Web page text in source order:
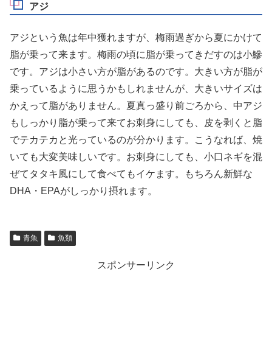
アジ
アジという魚は年中獲れますが、梅雨過ぎから夏にかけて
脂が乗って来ます。梅雨の頃に脂が乗ってきだすのは小鰺
です。アジは小さい方が脂があるのです。大きい方が脂が
乗っているように思うかもしれませんが、大きいサイズは
かえって脂がありません。夏真っ盛り前ごろから、中アジ
もしっかり脂が乗って来てお刺身にしても、皮を剥くと脂
でテカテカと光っているのが分かります。こうなれば、焼
いても大変美味しいです。お刺身にしても、小口ネギを混
ぜてタタキ風にして食べてもイケます。もちろん新鮮な
DHA・EPAがしっかり摂れます。
青魚 魚類
スポンサーリンク